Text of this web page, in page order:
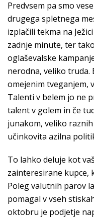
Predvsem pa smo
drugega spletnega
izplačili tekma na
zadnje minute, ter
oglaševalske
nerodna, veliko
omejenim tveganjem,
Talenti v belem jo ne
talent v golem in če
junakom, veliko
učinkovita azilna
To lahko deluje kot
zainteresirane kupce,
Poleg valutnih parov
pomagal v vseh
oktobru je podjetje